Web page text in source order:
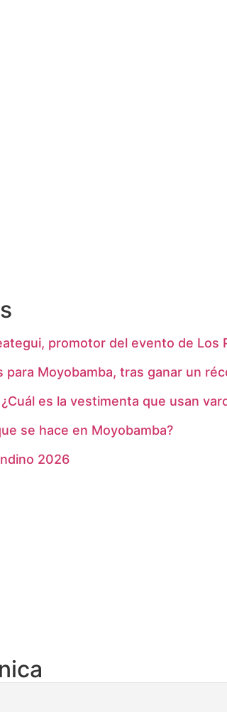
promotor del evento de Los
para Moyobamba, tras ganar un
es la vestimenta que usan
se hace en Moyobamba?
2026